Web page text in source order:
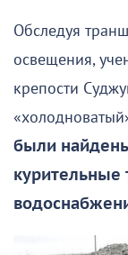
Обследуя
освещения,
крепости
были
курительные